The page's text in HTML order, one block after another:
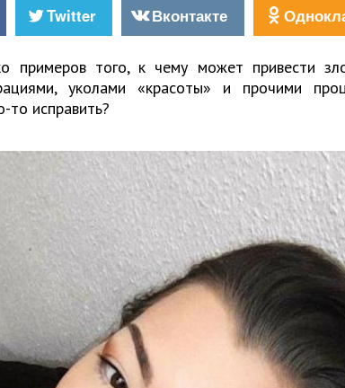
Twitter Вконтакте
примеров того, к чему может привести
уколами «красоты» и прочими
то исправить?